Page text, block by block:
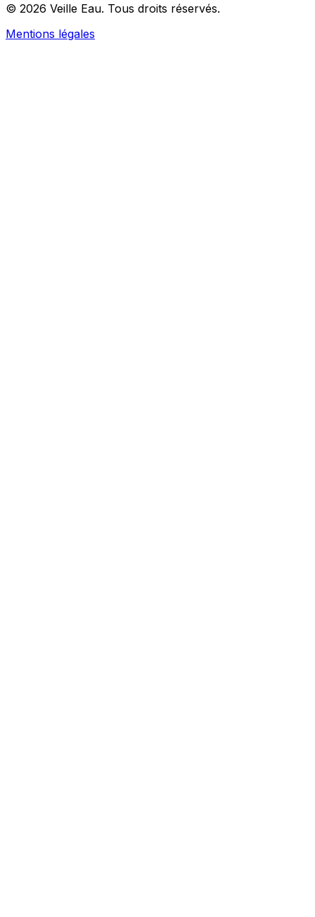
© 2026 Veille Eau. Tous droits réservés.
Mentions légales